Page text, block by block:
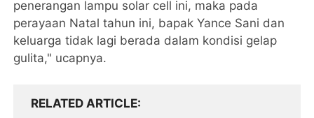
penerangan lampu solar cell ini, maka pada
perayaan Natal tahun ini, bapak Yance Sani dan
keluarga tidak lagi berada dalam kondisi gelap
gulita," ucapnya.
RELATED ARTICLE